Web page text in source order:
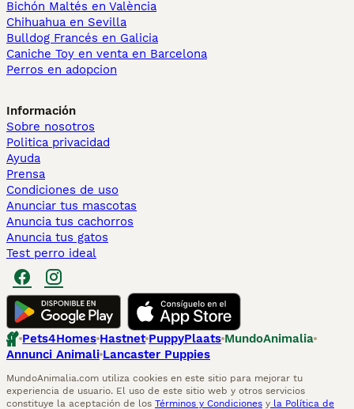
Bichón Maltés en València
Chihuahua en Sevilla
Bulldog Francés en Galicia
Caniche Toy en venta en Barcelona
Perros en adopcion
Información
Sobre nosotros
Politica privacidad
Ayuda
Prensa
Condiciones de uso
Anunciar tus mascotas
Anuncia tus cachorros
Anuncia tus gatos
Test perro ideal
Pets4Homes Hastnet PuppyPlaats MundoAnimalia
Annunci Animali Lancaster Puppies
MundoAnimalia.com utiliza cookies en este sitio para mejorar tu
experiencia de usuario. El uso de este sitio web y otros servicios
constituye la aceptación de los Términos y Condiciones y la Política de